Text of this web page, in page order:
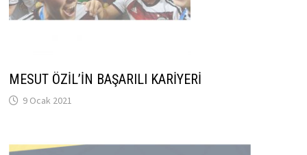
MESUT ÖZİL’İN BAŞARILI KARİYERİ
9 Ocak 2021